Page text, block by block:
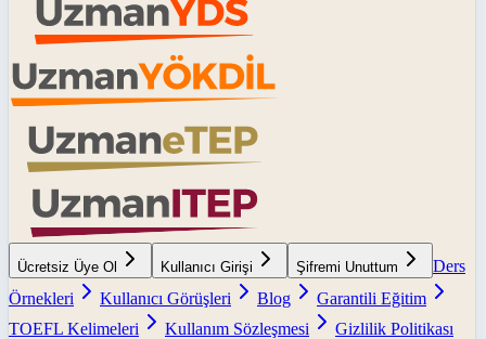
Ücretsiz Üye Ol Kullanıcı Girişi Şifremi Unuttum
Ders
Örnekleri
Kullanıcı Görüşleri Blog
Garantili Eğitim
TOEFL Kelimeleri
Kullanım Sözleşmesi
Gizlilik Politikası